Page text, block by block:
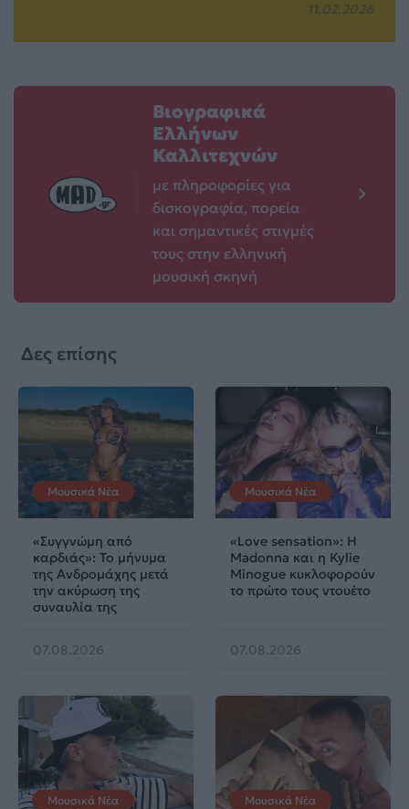
11.02.2026
Βιογραφικά
Ελλήνων
Καλλιτεχνών
με πληροφορίες για
δισκογραφία, πορεία
και σημαντικές στιγμές
τους στην ελληνική
μουσική σκηνή
Δες επίσης
Μουσικά Νέα
«Συγγνώμη από
καρδιάς»: Το μήνυμα
της Ανδρομάχης μετά
την ακύρωση της
συναυλία της
07.08.2026
Μουσικά Νέα
«Love sensation»: Η
Madonna και η Kylie
Minogue κυκλοφορούν
το πρώτο τους ντουέτο
07.08.2026
Μουσικά Νέα Μουσικά Νέα